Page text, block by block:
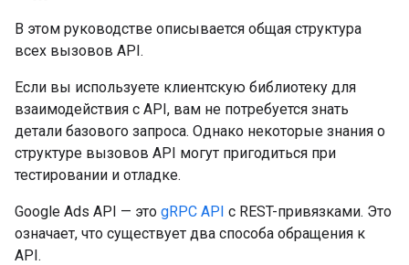
В этом руководстве описывается общая структура
всех вызовов API.
Если вы используете клиентскую библиотеку для
взаимодействия с API, вам не потребуется знать
детали базового запроса. Однако некоторые знания о
структуре вызовов API могут пригодиться при
тестировании и отладке.
Google Ads API — это gRPC API с REST-привязками. Это
означает, что существует два способа обращения к
API.